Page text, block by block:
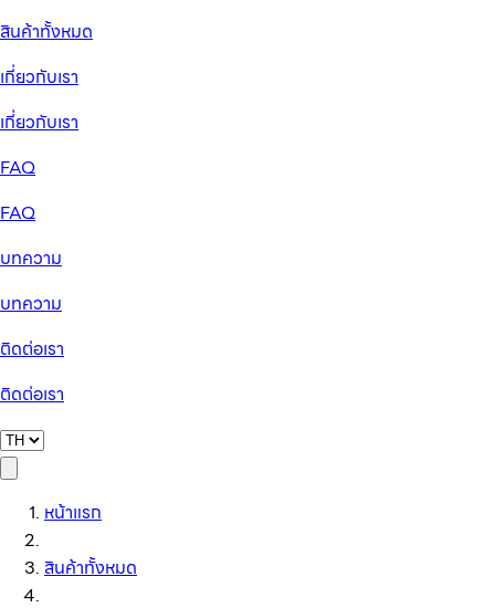
สินค้าทั้งหมด
เกี่ยวกับเรา
เกี่ยวกับเรา
FAQ
FAQ
บทความ
บทความ
ติดต่อเรา
ติดต่อเรา
หน้าแรก
สินค้าทั้งหมด